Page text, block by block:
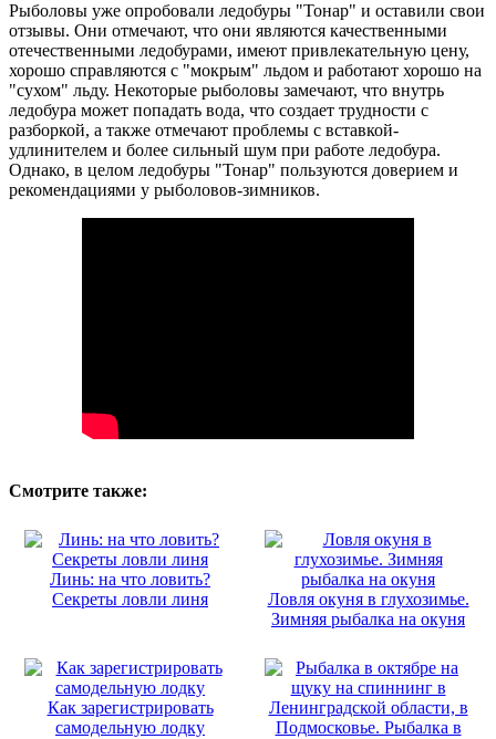
Рыболовы уже опробовали ледобуры "Тонар" и оставили свои
отзывы. Они отмечают, что они являются качественными
отечественными ледобурами, имеют привлекательную цену,
хорошо справляются с "мокрым" льдом и работают хорошо на
"сухом" льду. Некоторые рыболовы замечают, что внутрь
ледобура может попадать вода, что создает трудности с
разборкой, а также отмечают проблемы с вставкой-
удлинителем и более сильный шум при работе ледобура.
Однако, в целом ледобуры "Тонар" пользуются доверием и
рекомендациями у рыболовов-зимников.
Смотрите также:
Линь: на что ловить?
Секреты ловли линя
Ловля окуня в глухозимье.
Зимняя рыбалка на окуня
Как зарегистрировать
самодельную лодку